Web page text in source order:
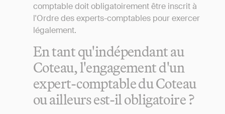
comptable doit obligatoirement être inscrit à
l'Ordre des experts-comptables pour exercer
légalement.
En tant qu'indépendant au
Coteau, l'engagement d'un
expert-comptable du Coteau
ou ailleurs est-il obligatoire ?